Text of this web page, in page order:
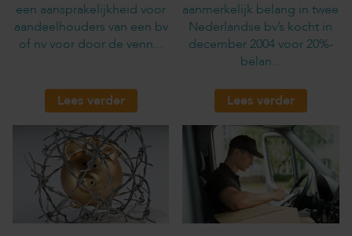
een aansprakelijkheid voor
aandeelhouders van een bv
of nv voor door de venn...
Lees verder
aanmerkelijk belang in twee
Nederlandse bv’s kocht in
december 2004 voor 20%-
belan...
Lees verder